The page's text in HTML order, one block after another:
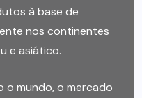
à base de
nos continentes
e asiático.
o mundo, o mercado